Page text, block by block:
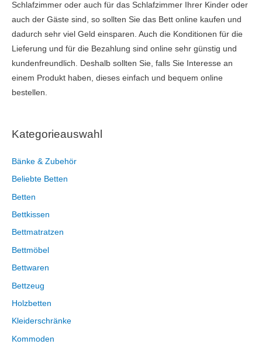
Kategorieauswahl
Bänke & Zubehör
Beliebte Betten
Betten
Bettkissen
Bettmatratzen
Bettmöbel
Bettwaren
Bettzeug
Holzbetten
Kleiderschränke
Kommoden
Schlafzimmer oder auch für das Schlafzimmer Ihrer Kinder oder
auch der Gäste sind, so sollten Sie das Bett online kaufen und
dadurch sehr viel Geld einsparen. Auch die Konditionen für die
Lieferung und für die Bezahlung sind online sehr günstig und
kundenfreundlich. Deshalb sollten Sie, falls Sie Interesse an
einem Produkt haben, dieses einfach und bequem online
bestellen.